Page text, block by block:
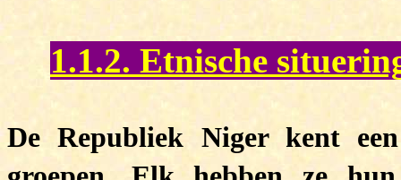
1.1.2. Etnische
De Republiek Niger kent